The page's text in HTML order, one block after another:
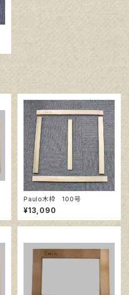
Paulo木枠 100号
¥13,090